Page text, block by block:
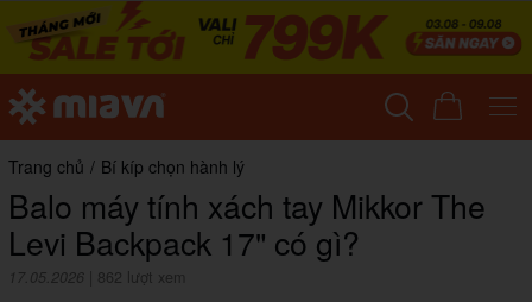
Trang chủ / Bí kíp chọn hành lý
Balo máy tính xách tay Mikkor The
Levi Backpack 17" có gì?
17.05.2026 862 lượt xem